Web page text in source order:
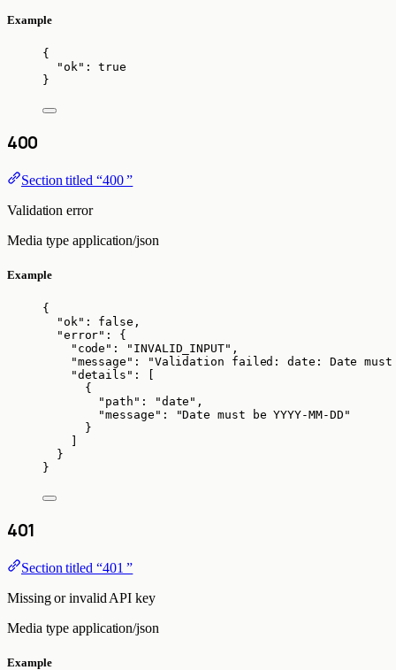
Example
{
"ok" : true
}
400
Section titled “400 ”
Validation error
Media type application/json
Example
{
"ok" : false ,
"error" : {
"code" : " INVALID_INPUT" ,
"message" : "Validation failed: date: Date must be
"details" : [
{
"path" : "date " ,
"message" : "Date must be YYYY-MM-DD "
}
}
}
401
Section titled “401 ”
Missing or invalid API key
Media type application/json
Example